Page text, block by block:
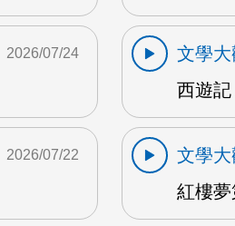
2026/07/24
文學大
西遊記
2026/07/22
文學大
紅樓